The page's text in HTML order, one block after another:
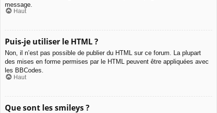
message.
Haut
Puis-je utiliser le HTML ?
Non, il n’est pas possible de publier du HTML sur ce forum. La plupart
des mises en forme permises par le HTML peuvent être appliquées avec
les BBCodes.
Haut
Que sont les smileys ?